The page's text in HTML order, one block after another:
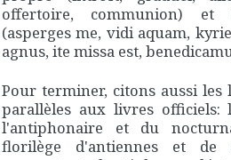
offertoire, communion) et
(asperges me, vidi aquam,
agnus, ite missa est,
Pour terminer, citons aussi les
parallèles aux livres officiels:
l'antiphonaire et du
florilège d'antiennes et de